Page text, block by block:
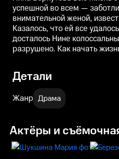
успешной во всем —
внимательной женой,
Казалось, что ей все
досталось Нине
разрушено. Как начать
Детали
Жанр Драма
Актёры и